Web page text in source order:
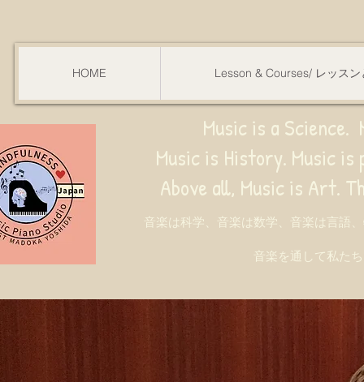
HOME Lesson & Courses/ レッスン
Music is a
Music is History. Music is
all, Music is Art. Through music,
音楽は科学、音楽は数学、音楽は言語
音楽を通して私た